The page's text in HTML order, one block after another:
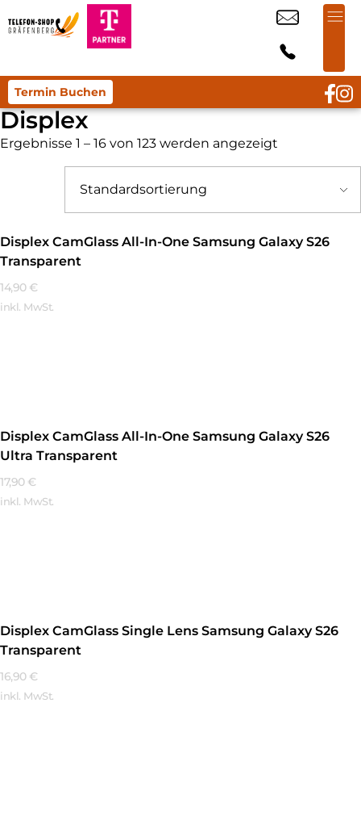
Termin Buchen
Displex
Ergebnisse 1 – 16 von 123 werden angezeigt
Displex CamGlass All-In-One Samsung Galaxy S26
Transparent
14,90 €
inkl. MwSt.
Displex CamGlass All-In-One Samsung Galaxy S26
Ultra Transparent
17,90 €
inkl. MwSt.
Displex CamGlass Single Lens Samsung Galaxy S26
Transparent
16,90 €
inkl. MwSt.